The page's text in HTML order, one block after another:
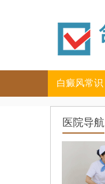
白癜风常识
儿童
女性
医院导航